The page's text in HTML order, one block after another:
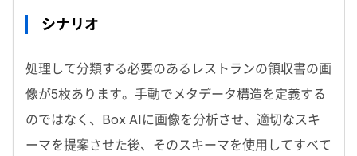
シナリオ
処理して分類する必要のあるレストランの領収書の画
像が5枚あります。手動でメタデータ構造を定義する
のではなく、 Box AI に画像を分析させ、適切なスキ
ーマを提案させた後、そのスキーマを使用してすべて